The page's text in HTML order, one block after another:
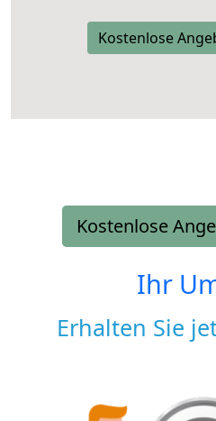
Kostenlose
Kostenlose
Ihr
Erhalten Sie